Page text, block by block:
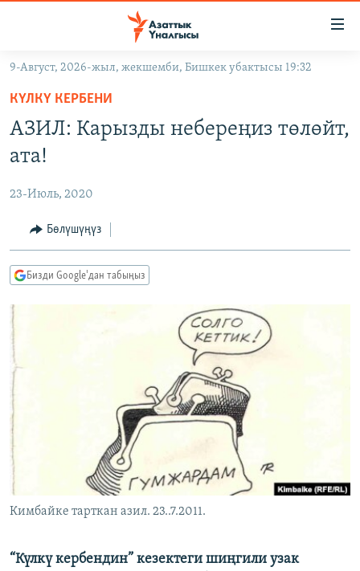
Навигацияга
өтүңүз
Издөөгө
салыңыз
ЭКОНОМИКА
МАДАНИЯТ
БОРБОР АЗИЯ
АТАЙЫН ИЛИКТӨӨ
ТВ ПРОГРАММАЛАР
ЭКСПЕРТТЕР ТАЛДАЙТ
ЫҢГАЙСЫЗ СУРООЛОР
ӨЗГӨЧӨ ПИКИР
ОНЛАЙН ШЕРИНЕ
ЭЕ/АРнун бардык сайттары
9-Август, 2026-жыл, жекшемби, Бишкек убактысы 19:32
КҮЛКҮ КЕРБЕНИ
АЗИЛ: Карызды небереңиз төлөйт,
ата!
23-Июль, 2020
Бөлүшүңүз
Бизди Google'дан табыңыз
Кимбайке тарткан азил. 23..7.2011.
“Күлкү кербендин” кезектеги шиңгили узак